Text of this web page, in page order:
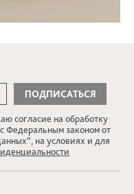
согласие на обработку
Федеральным законом от
на условиях и для